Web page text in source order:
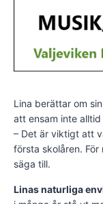
Lina berättar om
att ensam inte
– Det är viktigt att
första skolåren.
säga till.
Linas naturliga